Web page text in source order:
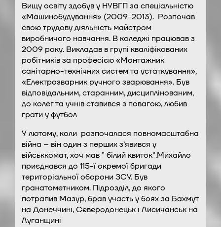
Вищу освіту здобув у НУВГП за спеціальністю
«Машинобудування» (2009-2013). Розпочав
свою трудову діяльність майстром
виробничого навчання. В коледжі працював з
2009 року. Викладав в групі кваліфікованих
робітників за професією «Монтажник
санітарно-технічних систем та устаткування»,
«Електрозварник ручного зварювання». Був
відповідальним, старанним, дисциплінованим,
до колег та учнів ставився з повагою, любив
грати у футбол
У лютому, коли розпочалася повномасштабна
війна – він один з перших з’явився у
військкомат, хоч мав ” білий квиток”.Михайло
приєднався до 115-ї окремої бригади
територіальної оборони ЗСУ. Був
гранатометником. Підрозділ, до якого
потрапив Мазур, брав участь у боях за Бахмут
на Донеччині, Сєвєродонецьк і Лисичанськ на
Луганщині